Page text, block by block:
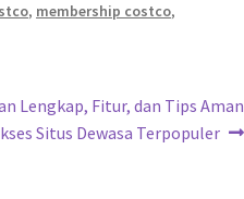
, membership costco,
Lengkap, Fitur, dan Tips Aman
Situs Dewasa Terpopuler